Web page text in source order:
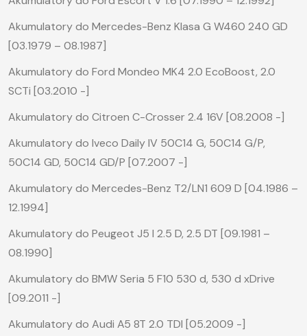
Akumulatory do Mercedes-Benz Klasa G W460 240 GD
[03.1979 – 08.1987]
Akumulatory do Ford Mondeo MK4 2.0 EcoBoost, 2.0
SCTi [03.2010 -]
Akumulatory do Citroen C-Crosser 2.4 16V [08.2008 -]
Akumulatory do Iveco Daily IV 50C14 G, 50C14 G/P,
50C14 GD, 50C14 GD/P [07.2007 -]
Akumulatory do Mercedes-Benz T2/LN1 609 D [04.1986 –
12.1994]
Akumulatory do Peugeot J5 I 2.5 D, 2.5 DT [09.1981 –
08.1990]
Akumulatory do BMW Seria 5 F10 530 d, 530 d xDrive
[09.2011 -]
Akumulatory do Audi A5 8T 2.0 TDI [05.2009 -]